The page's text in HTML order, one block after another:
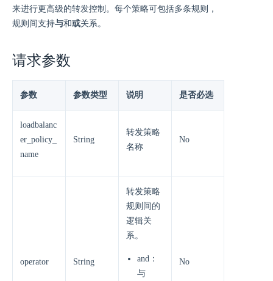
来进行更高级的转发控制。每个策略可包括多条规则，
规则间支持与和或关系。
请求参数
参数 参数类型 说明 是否必选
loadbalanc
er_policy_
name
String
转发策略
名称
No
operator String
转发策略
规则间的
逻辑关
系。
and：
与
No